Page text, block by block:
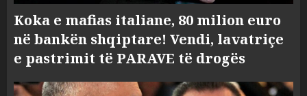
Koka e mafias italiane, 80 milion euro
në bankën shqiptare! Vendi, lavatriçe
e pastrimit të PARAVE të drogës